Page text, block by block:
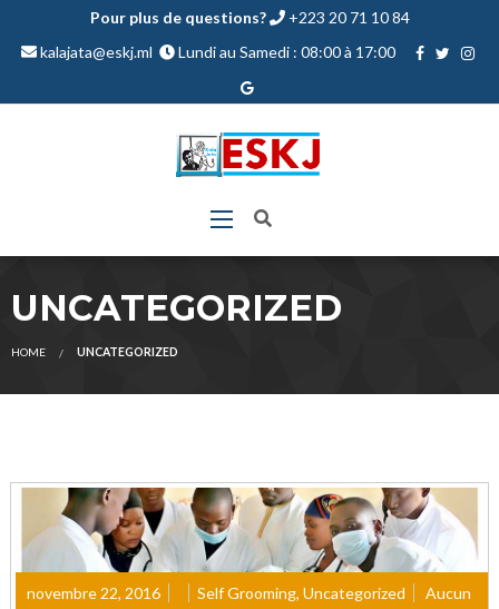
Pour plus de questions?
+223 20 71 10 84
kalajata@eskj.ml
Lundi au Samedi : 08:00 à 17:00
UNCATEGORIZED
HOME UNCATEGORIZED
novembre 22, 2016 Self Grooming, Uncategorized
Aucun